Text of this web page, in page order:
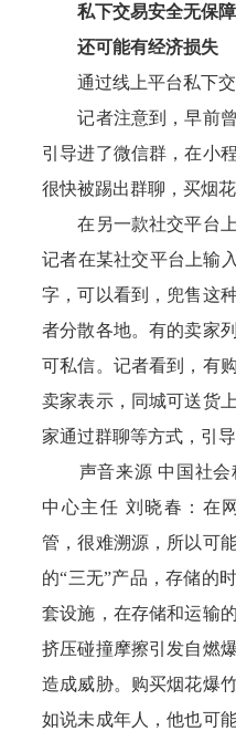
私下交易安全无保障
还可能有经济损失
通过线上平台私下交
记者注意到，早前曾
引导进了微信群，在小
很快被踢出群聊，买烟
在另一款社交平台上
记者在某社交平台上输
字，可以看到，兜售这
者分散各地。有的卖家
可私信。记者看到，有
卖家表示，同城可送货
家通过群聊等方式，引
声音来源 中国社会
中心主任 刘晓春：在
管，很难溯源，所以可
的“三无”产品，存储的
套设施，在存储和运输
挤压碰撞摩擦引发自燃
造成威胁。购买烟花爆
如说未成年人，他也可